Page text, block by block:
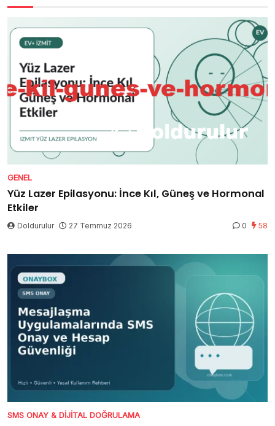
GENEL
Yüz Lazer Epilasyonu: İnce Kıl, Güneş ve Hormonal
Etkiler
Doldurulur 27 Temmuz 2026 0 58
SMS ONAY & DIJITAL DOĞRULAMA